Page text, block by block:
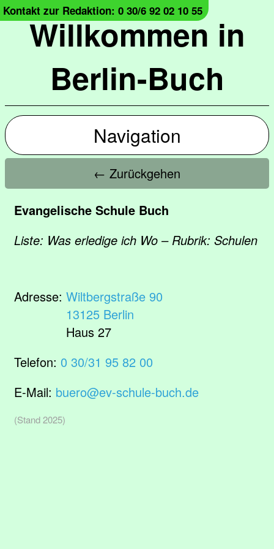
Willkommen in
Berlin-Buch
Kontakt zur Redaktion: 0 30/6 92 02 10 55
Navigation
← Zurückgehen
Evangelische Schule Buch
Liste: Was erledige ich Wo – Rubrik: Schulen
Adresse: Wiltbergstraße 90
13125 Berlin
Haus 27
Telefon: 0 30/31 95 82 00
E-Mail: buero@ev-schule-buch.de
(Stand 2025)